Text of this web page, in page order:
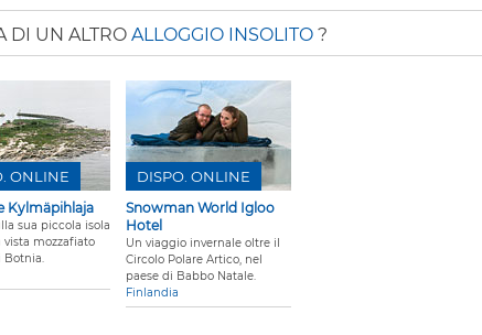
DI UN ALTRO ALLOGGIO INSOLITO ?
Kylmäpihlaja
sua piccola isola
vista mozzafiato
Botnia.
ONLINE
Snowman World Igloo
Hotel
Un viaggio invernale oltre il
Circolo Polare Artico, nel
paese di Babbo Natale.
Finlandia
DISPO. ONLINE